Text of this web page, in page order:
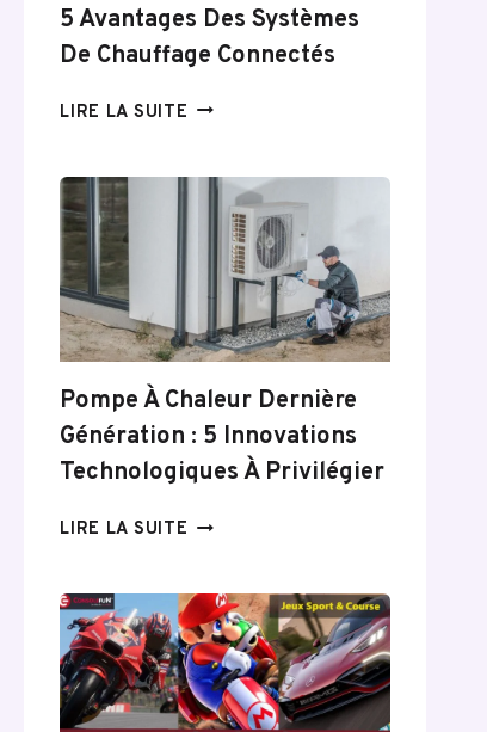
5 Avantages Des Systèmes
De Chauffage Connectés
LIRE LA SUITE 5
SYSTÈMES
CHAUFFAGE
CONNECTÉS
Pompe À Chaleur Dernière
Génération : 5 Innovations
Technologiques À Privilégier
LIRE LA SUITE POMPE
DERNIÈRE
GÉNÉRATION :
5
INNOVATIONS
TECHNOLOGIQUES